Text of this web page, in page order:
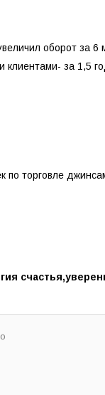
оборот за
за 1,5
по торговле